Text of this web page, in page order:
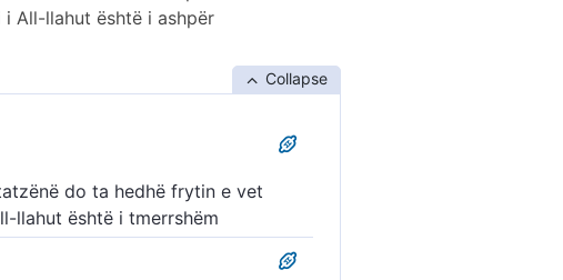
All-llahut është i ashpër
Collapse
do ta hedhë frytin e vet
llahut është i tmerrshëm